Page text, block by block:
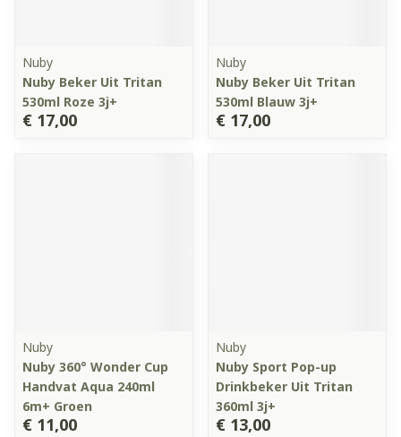
Nuby
Nuby Beker Uit Tritan
530ml Roze 3j+
€ 17,00
Nuby
Nuby Beker Uit Tritan
530ml Blauw 3j+
€ 17,00
Nuby
Nuby 360° Wonder Cup
Handvat Aqua 240ml
6m+ Groen
€ 11,00
Nuby
Nuby Sport Pop-up
Drinkbeker Uit Tritan
360ml 3j+
€ 13,00